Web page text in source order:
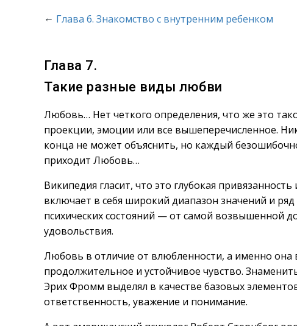
← Глава 6. Знакомство с внутренним ребенком
Глава 7.
Такие разные виды любви
Любовь… Нет четкого определения, что же это
проекции, эмоции или все вышеперечисленное.
конца не может объяснить, но каждый
приходит Любовь…
Википедия гласит, что это глубокая
включает в себя широкий диапазон значений и
психических состояний — от самой возвышенной
удовольствия.
Любовь в отличие от влюбленности, а именно
продолжительное и устойчивое чувство.
Эрих Фромм выделял в качестве базовых
ответственность, уважение и понимание.